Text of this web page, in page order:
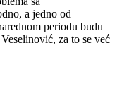
a jedno od
periodu budu
za to se već